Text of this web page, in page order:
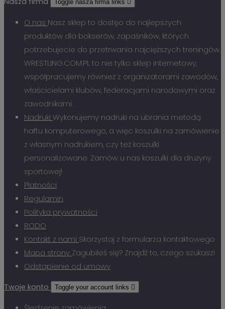
Toggle nasza firma links 
O nas Nasz sklep to dostęo do najlepszych
produktów dla bokserów, zapaśników, których
potrzebujecie do przetrwania najcięższych treningów.
WRESTLING.COM.PL to nie tylko sklep internetowy,
współpracujemy również z organizatorami zawodów,
właścicielami klubów, federacjami narodowymi oraz
zawodnikami.
Nadruki Wykonujemy nadruki na ubrania metodą
haftu komputerowego, a więc koszulki na zamówienie
z własnym nadrukiem, czy też koszulki
personalizowane. Zamów u nas koszulki dla drużyny
sportowej!
Płatności
Regulamin
Polityka prywatności
RODO
Kontakt z nami Skorzystaj z formularza kontaktowego
Mapa strony Zagubiłeś się? Znajdź to, czego szukasz!
Odstąpienie od umowy
Twoje konto Toggle your account links 